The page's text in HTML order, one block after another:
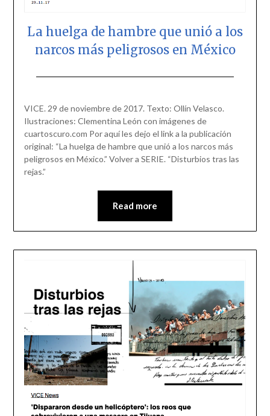
La huelga de hambre que unió a los
narcos más peligrosos en México
November
29,
VICE. 29 de noviembre de 2017. Texto: Ollín Velasco.
Ilustraciones: Clementina León con imágenes de
cuartoscuro.com Por aquí les dejo el link a la publicación
original: “La huelga de hambre que unió a los narcos más
peligrosos en México.” Volver a SERIE. “Disturbios tras las
rejas.”
Read more